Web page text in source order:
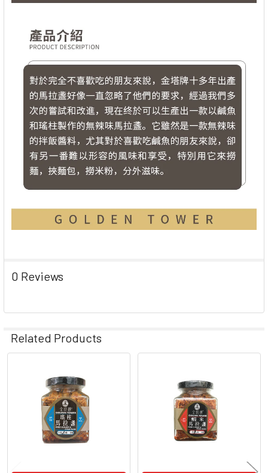
0 Reviews
Related Products
Related
Products